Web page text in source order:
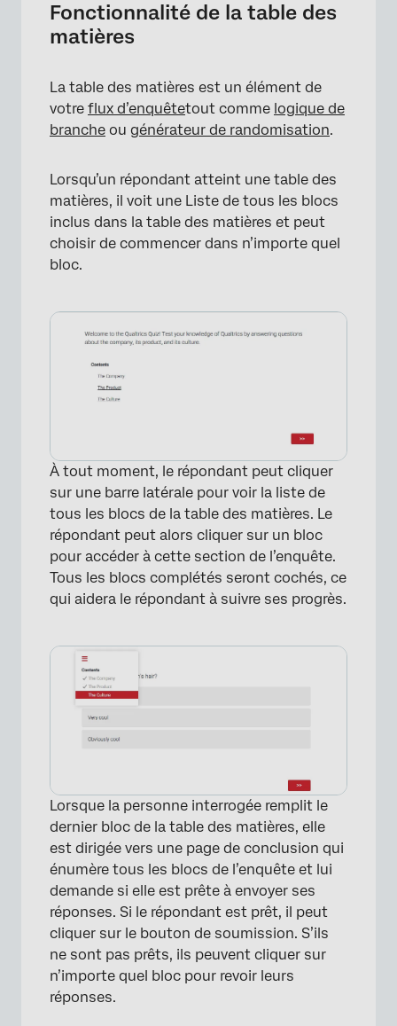
Fonctionnalité de la table des
matières
La table des matières est un élément de
votre flux d’enquêtetout comme logique de
branche ou générateur de randomisation.
Lorsqu’un répondant atteint une table des
matières, il voit une Liste de tous les blocs
inclus dans la table des matières et peut
choisir de commencer dans n’importe quel
bloc.
À tout moment, le répondant peut cliquer
sur une barre latérale pour voir la liste de
tous les blocs de la table des matières. Le
répondant peut alors cliquer sur un bloc
pour accéder à cette section de l’enquête.
Tous les blocs complétés seront cochés, ce
qui aidera le répondant à suivre ses progrès.
Lorsque la personne interrogée remplit le
dernier bloc de la table des matières, elle
est dirigée vers une page de conclusion qui
énumère tous les blocs de l’enquête et lui
demande si elle est prête à envoyer ses
réponses. Si le répondant est prêt, il peut
cliquer sur le bouton de soumission. S’ils
ne sont pas prêts, ils peuvent cliquer sur
n’importe quel bloc pour revoir leurs
réponses.